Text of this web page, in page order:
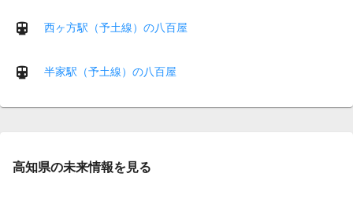
西ヶ方駅（予土線）の八百屋
半家駅（予土線）の八百屋
高知県の未来情報を見る